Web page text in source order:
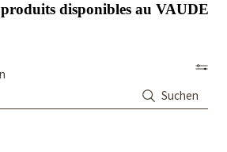
produits disponibles au VAUDE